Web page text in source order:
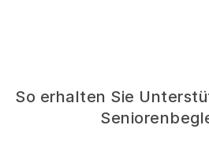
So erhalten Sie